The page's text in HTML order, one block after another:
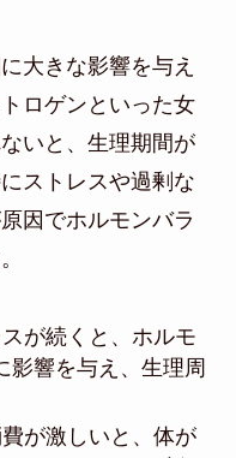
大きな影響を与え
ロゲンといった女
いと、生理期間が
ストレスや過剰な
因でホルモンバラ
が続くと、ホルモ
影響を与え、生理周
が激しいと、体が